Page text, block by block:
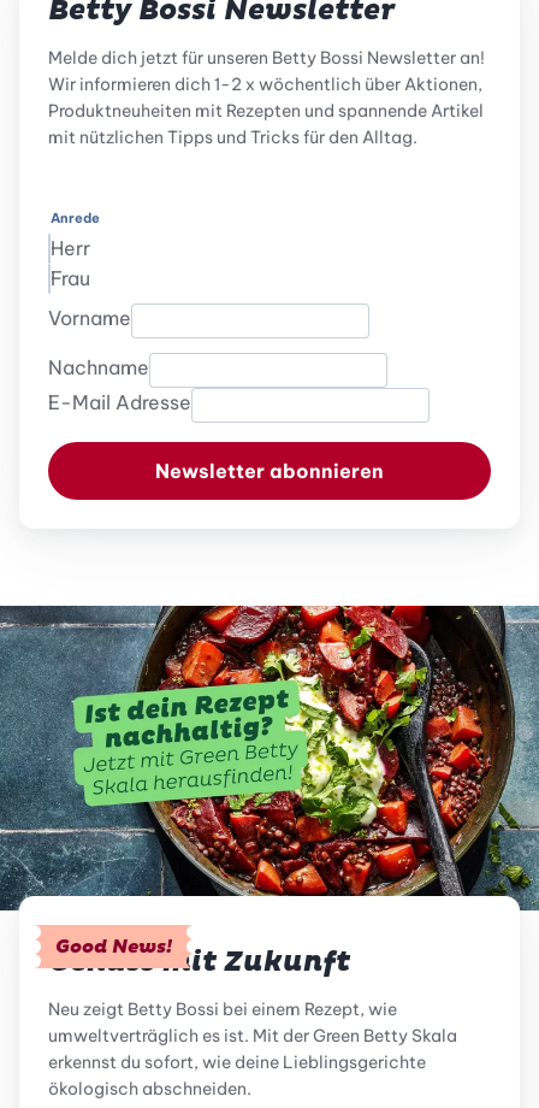
Betty Bossi Newsletter
Melde dich jetzt für unseren Betty Bossi Newsletter an!
Wir informieren dich 1-2 x wöchentlich über Aktionen,
Produktneuheiten mit Rezepten und spannende Artikel
mit nützlichen Tipps und Tricks für den Alltag.
Anrede
Herr
Frau
Vorname
Nachname
E-Mail Adresse
Newsletter abonnieren
Good News!
Genuss mit Zukunft
Neu zeigt Betty Bossi bei einem Rezept, wie
umweltverträglich es ist. Mit der Green Betty Skala
erkennst du sofort, wie deine Lieblingsgerichte
ökologisch abschneiden.